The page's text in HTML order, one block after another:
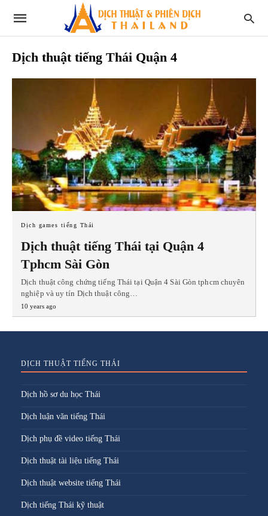
Dịch thuật tiếng Thái Quận 4
Dịch games tiếng Thái
Dịch thuật tiếng Thái tại Quận 4
Tphcm Sài Gòn
Dịch thuật công chứng tiếng Thái tại Quận 4 Sài Gòn tphcm chuyên
nghiệp và uy tín Dịch thuật công…
10 years ago
DỊCH THUẬT TIẾNG THÁI
Dịch hồ sơ du học Thái
Dịch luận văn tiếng Thái
Dịch phụ đề video tiếng Thái
Dịch thuật tài liệu tiếng Thái
Dịch thuật website tiếng Thái
Dịch tiếng Thái kỹ thuật